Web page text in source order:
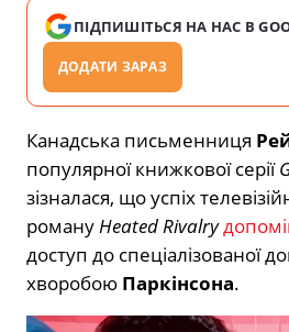
ПІДПИШІТЬСЯ НА НАС В
ДОДАТИ ЗАРАЗ
Канадська письменниця
популярної книжкової серії
зізналася, що успіх
романуHeated Rivalry
доступ до спеціалізованої
хворобою Паркінсона.